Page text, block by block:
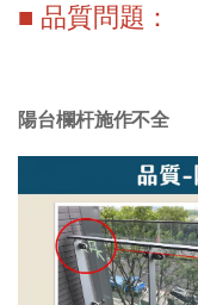
■ 品質問題：
陽台欄杆施作不全